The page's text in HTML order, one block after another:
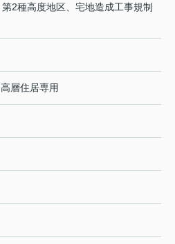
2種高度地区、宅地造成工事規制
層住居専用